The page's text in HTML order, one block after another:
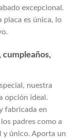
excepcional.
placa es única, lo
cumpleaños,
nuestra
opción ideal.
fabricada en
padres como a
y único. Aporta un